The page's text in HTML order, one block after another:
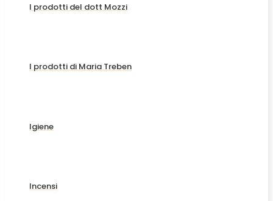
I prodotti del dott Mozzi
I prodotti di Maria Treben
Igiene
Incensi